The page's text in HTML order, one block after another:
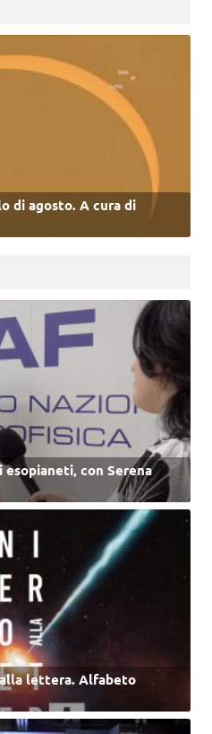
di agosto. A cura di
con Serena
alla lettera. Alfabeto